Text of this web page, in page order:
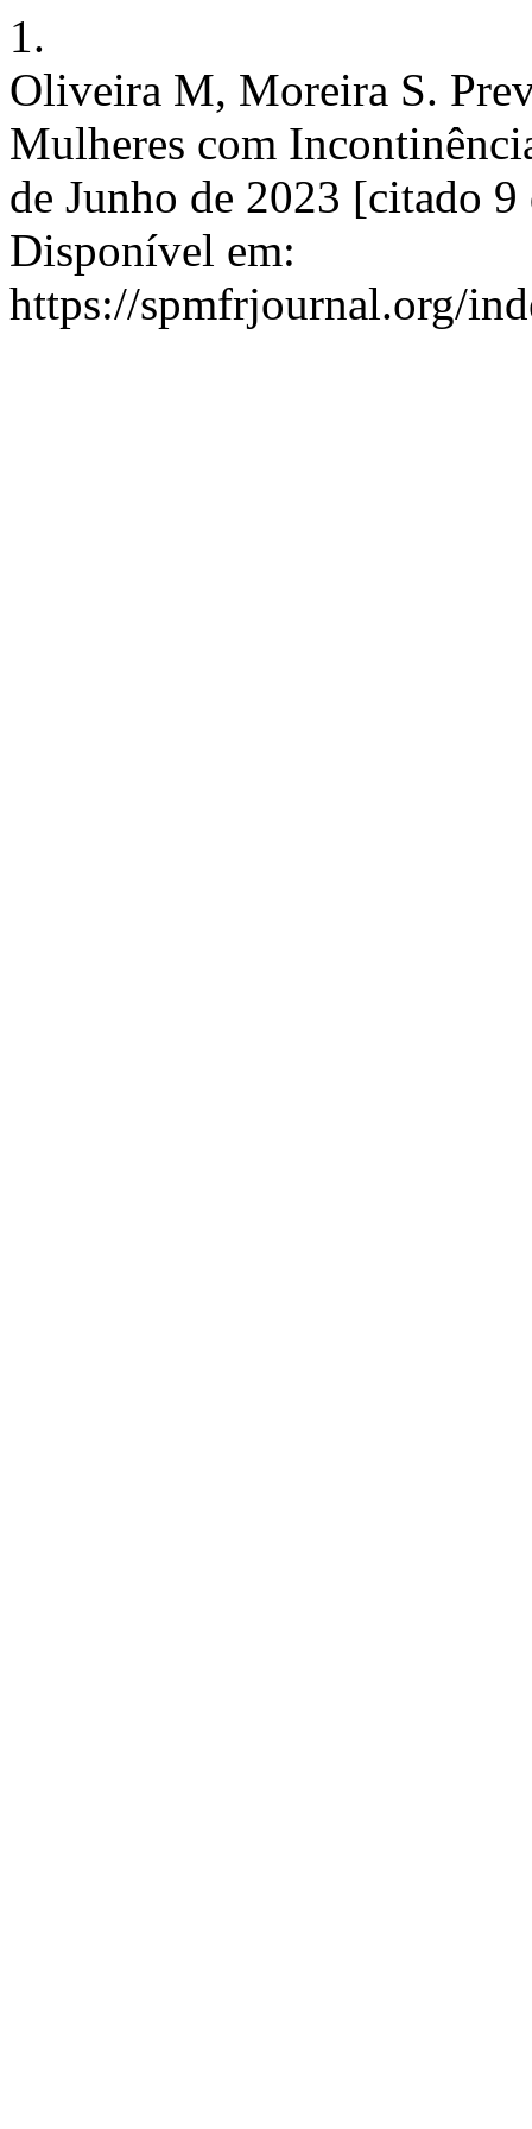
1.
Oliveira M, Moreira S.
Mulheres com
de Junho de 2023 [citado
Disponível em:
https://spmfrjournal.org/